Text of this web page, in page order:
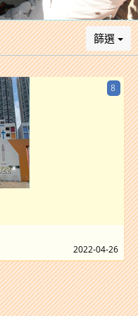
篩選
8
2022-04-26